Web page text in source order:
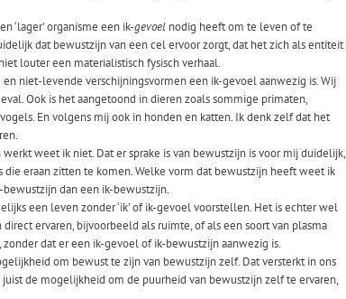
‘lager’ organisme een ik-gevoel nodig heeft om te leven of te
dat bewustzijn van een cel ervoor zorgt, dat het zich als entiteit
louter een materialistisch fysisch verhaal.
niet-levende verschijningsvormen een ik-gevoel aanwezig is. Wij
Ook is het aangetoond in dieren zoals sommige primaten,
En volgens mij ook in honden en katten. Ik denk zelf dat het
weet ik niet. Dat er sprake is van bewustzijn is voor mij duidelijk,
die eraan zitten te komen. Welke vorm dat bewustzijn heeft weet ik
dan een ik-bewustzijn.
een leven zonder ‘ik’ of ik-gevoel voorstellen. Het is echter wel
ervaren, bijvoorbeeld als ruimte, of als een soort van plasma
dat er een ik-gevoel of ik-bewustzijn aanwezig is.
om bewust te zijn van bewustzijn zelf. Dat versterkt in ons
de mogelijkheid om de puurheid van bewustzijn zelf te ervaren,